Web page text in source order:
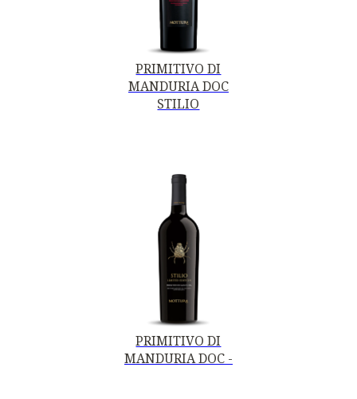
PRIMITIVO DI
MANDURIA DOC
STILIO
PRIMITIVO DI
MANDURIA DOC -